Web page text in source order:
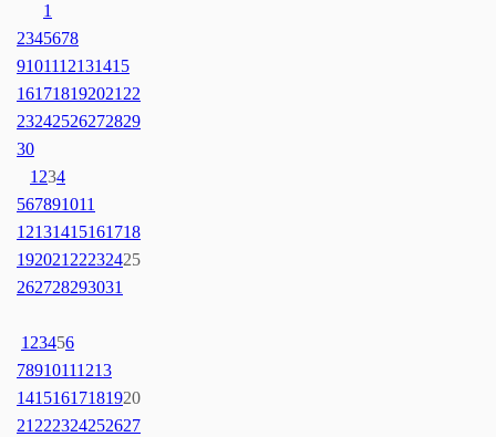
1
2345678
9101112131415
161718192021 22
23242526272829
30
1 234
567891011
12131415161718
192021 22232425
262728293031
1 23456
78910111213
14151617181920
21 222324252627